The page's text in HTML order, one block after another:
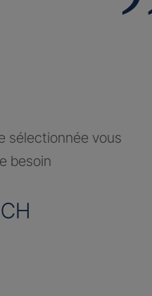
sélectionnée vous
besoin